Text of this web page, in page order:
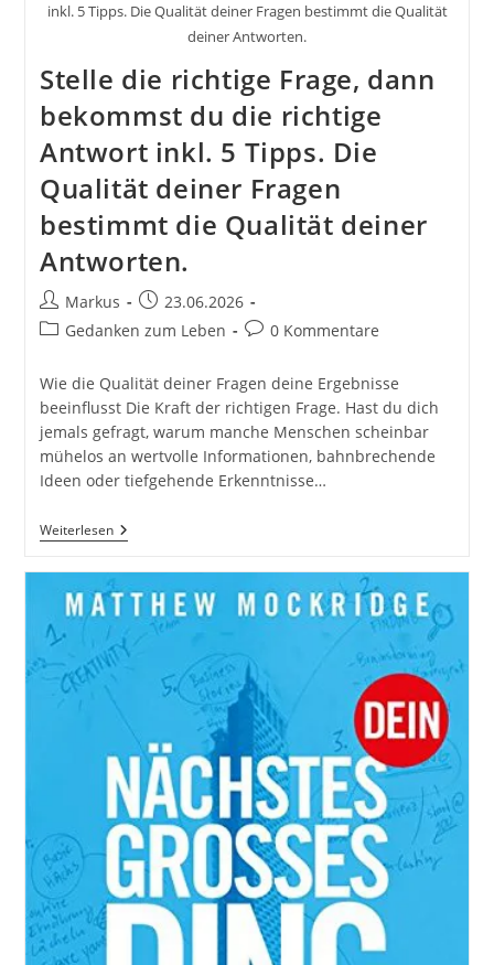
inkl. 5 Tipps. Die Qualität deiner Fragen bestimmt die Qualität
deiner Antworten.
Stelle die richtige Frage, dann
bekommst du die richtige
Antwort inkl. 5 Tipps. Die
Qualität deiner Fragen
bestimmt die Qualität deiner
Antworten.
Beitrags-
Autor:
Markus
Beitrag
veröffentlicht:
23.06.2026
Beitrags-
Gedanken zum Leben
Beitrags-
0 Kommentare
Wie die Qualität deiner Fragen deine Ergebnisse
beeinflusst Die Kraft der richtigen Frage. Hast du dich
jemals gefragt, warum manche Menschen scheinbar
mühelos an wertvolle Informationen, bahnbrechende
Ideen oder tiefgehende Erkenntnisse…
WeiterlesenStelle
Die
Frage,
Dann
Bekommst
Du
Die
Richtige
Antwort
Inkl.
Tipps.
Die
Qualität
Deiner
Fragen
Bestimmt
Die
Qualität
Deiner
Antworten.